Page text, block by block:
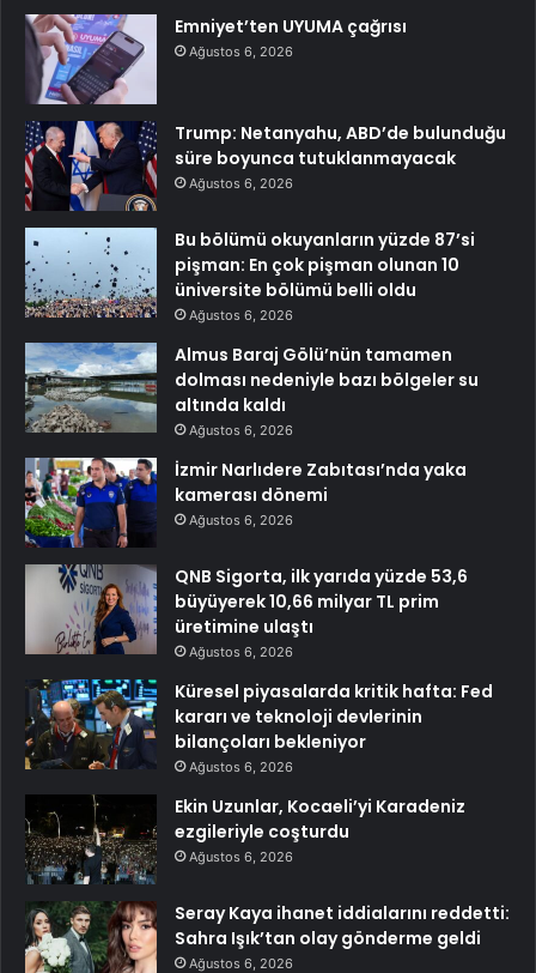
Emniyet’ten UYUMA çağrısı
Ağustos 6, 2026
Trump: Netanyahu, ABD’de bulunduğu
süre boyunca tutuklanmayacak
Ağustos 6, 2026
Bu bölümü okuyanların yüzde 87’si
pişman: En çok pişman olunan 10
üniversite bölümü belli oldu
Ağustos 6, 2026
Almus Baraj Gölü’nün tamamen
dolması nedeniyle bazı bölgeler su
altında kaldı
Ağustos 6, 2026
İzmir Narlıdere Zabıtası’nda yaka
kamerası dönemi
Ağustos 6, 2026
QNB Sigorta, ilk yarıda yüzde 53,6
büyüyerek 10,66 milyar TL prim
üretimine ulaştı
Ağustos 6, 2026
Küresel piyasalarda kritik hafta: Fed
kararı ve teknoloji devlerinin
bilançoları bekleniyor
Ağustos 6, 2026
Ekin Uzunlar, Kocaeli’yi Karadeniz
ezgileriyle coşturdu
Ağustos 6, 2026
Seray Kaya ihanet iddialarını reddetti:
Sahra Işık’tan olay gönderme geldi
Ağustos 6, 2026